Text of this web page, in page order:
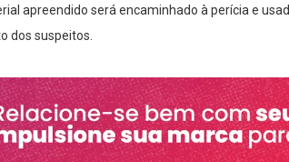
apreendido será encaminhado à perícia e
dos suspeitos.